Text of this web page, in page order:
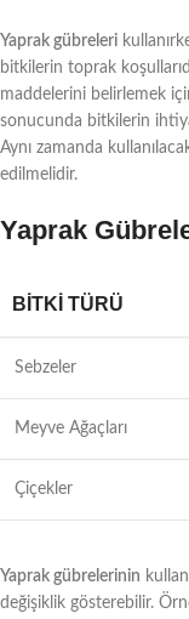
Yaprak gübreleri
bitkilerin toprak
maddelerini belirlemek
sonucunda bitkilerin
Aynı zamanda
edilmelidir.
Yaprak
BITKI TÜRÜ
Sebzeler
Meyve Ağaçları
Çiçekler
Yaprak gübrelerinin
değişiklik gösterebilir.